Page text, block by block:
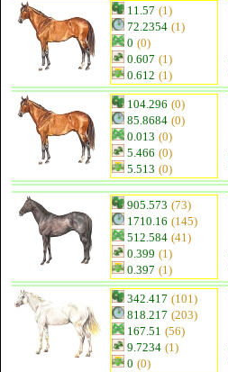
11.57 (1)
72.2354 (1)
0 (0)
0.607 (1)
0.612 (1)
104.296 (0)
85.8684 (0)
0.013 (0)
5.466 (0)
5.513 (0)
905.573 (73)
1710.16 (145)
512.584 (41)
0.399 (1)
0.397 (1)
342.417 (101)
818.217 (203)
167.51 (56)
9.7234 (1)
0 (0)